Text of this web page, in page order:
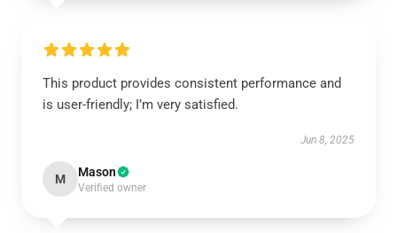
This product provides consistent performance and
is user-friendly; I’m very satisfied.
Jun 8, 2025
M Mason
Verified owner